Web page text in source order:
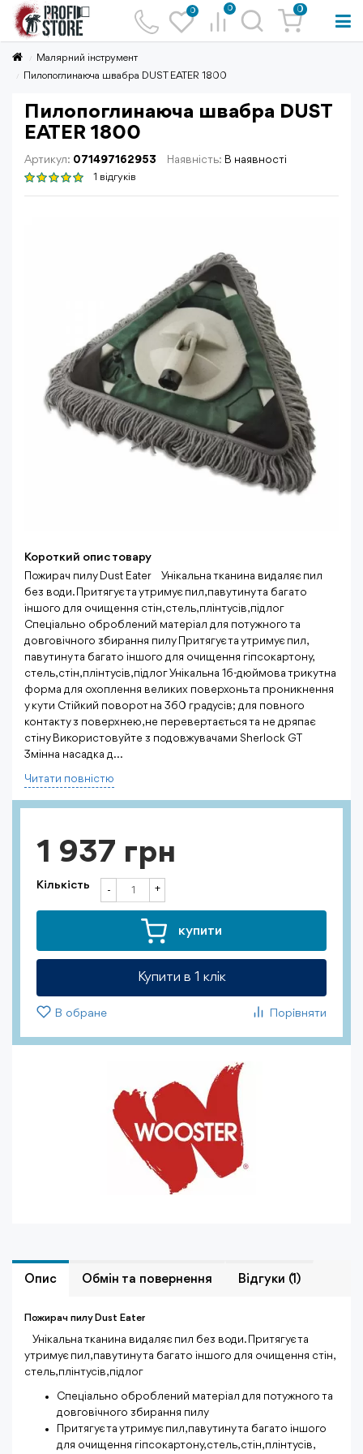
0 0 0
Малярний інструмент
Пилопоглинаюча швабра DUST EATER 1800
Пилопоглинаюча швабра DUST
EATER 1800
Артикул: 071497162953 Наявність: В наявності
1 відгуків
Короткий опис товару
Пожирач пилу Dust Eater ⠀Унікальна тканина видаляє пил
без води. Притягує та утримує пил, павутину та багато
іншого для очищення стін, стель, плінтусів, підлог
Спеціально оброблений матеріал для потужного та
довговічного збирання пилу Притягує та утримує пил,
павутину та багато іншого для очищення гіпсокартону,
стель, стін, плінтусів, підлог Унікальна 16-дюймова трикутна
форма для охоплення великих поверхонь та проникнення
у кути Стійкий поворот на 360 градусів; для повного
контакту з поверхнею, не перевертається та не дряпає
стіну Використовуйте з подовжувачами Sherlock GT
Змінна насадка д...
Читати повнiстю
1 937 грн
Кількість +
-
купити
Купити в 1 клiк
Порівняти
В обране
Опис Обмiн та повернення Відгуки (1)
Пожирач пилу Dust Eater
⠀Унікальна тканина видаляє пил без води. Притягує та
утримує пил, павутину та багато іншого для очищення стін,
стель, плінтусів, підлог
Спеціально оброблений матеріал для потужного та
довговічного збирання пилу
Притягує та утримує пил, павутину та багато іншого
для очищення гіпсокартону, стель, стін, плінтусів,